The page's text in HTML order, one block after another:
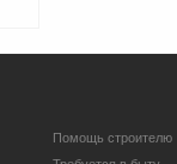
Помощь строителю